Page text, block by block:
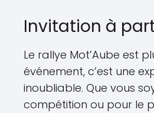
Invitation à
Le rallye Mot’Aube est
événement, c’est une
inoubliable. Que vous
compétition ou pour le